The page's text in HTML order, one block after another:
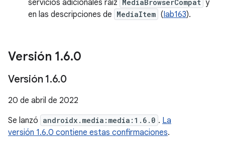
servicios adicionales raíz MediaBrowserCompat y
en las descripciones de MediaItem (Iab163).
Versión 1.6.0
Versión 1.6.0
20 de abril de 2022
Se lanzó androidx.media:media:1.6.0 . La
versión 1.6.0 contiene estas confirmaciones.